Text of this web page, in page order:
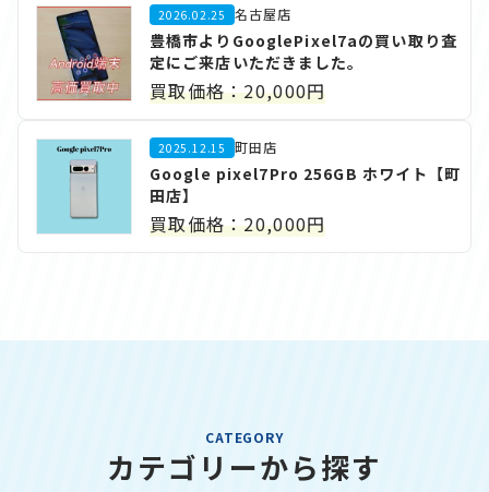
2026.02.25 名古屋店
豊橋市よりGooglePixel7aの買い取り査
定にご来店いただきました。
買取価格：20,000円
2025.12.15 町田店
Google pixel7Pro 256GB ホワイト【町
田店】
買取価格：20,000円
CATEGORY
カテゴリーから探す